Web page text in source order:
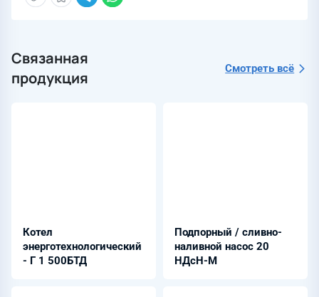
Связанная
продукция
Смотреть всё
Котел
энерготехнологический
- Г 1 500БТД
Подпорный / сливно-
наливной насос 20
НДсН-М